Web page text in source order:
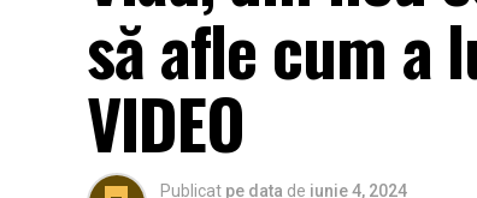
să afle cum a
VIDEO
Publicat pe data de iunie 4, 2024